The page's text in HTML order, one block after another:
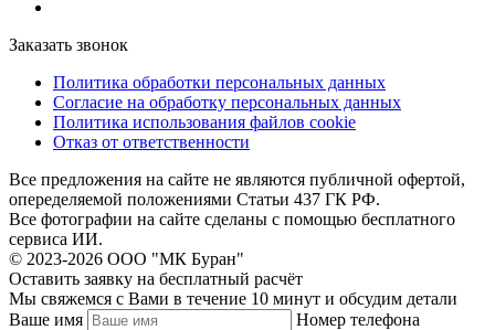
Заказать звонок
Политика обработки персональных данных
Согласие на обработку персональных данных
Политика использования файлов cookie
Отказ от ответственности
Все предложения на сайте не являются публичной офертой,
опеределяемой положениями Статьи 437 ГК РФ.
Все фотографии на сайте сделаны с помощью бесплатного
сервиса ИИ.
© 2023-2026 ООО "МК Буран"
Оставить заявку на бесплатный расчёт
Мы свяжемся с Вами в течение 10 минут и обсудим детали
Ваше имя
Номер телефона